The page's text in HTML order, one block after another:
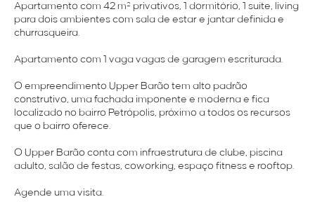
Apartamento com 42 m² privativos, 1 dormitório, 1 suíte, living
para dois ambientes com sala de estar e jantar definida e
churrasqueira.
Apartamento com 1 vaga vagas de garagem escriturada.
O empreendimento Upper Barão tem alto padrão
construtivo, uma fachada imponente e moderna e fica
localizado no bairro Petrópolis, próximo a todos os recursos
que o bairro oferece.
O Upper Barão conta com infraestrutura de clube, piscina
adulto, salão de festas, coworking, espaço fitness e rooftop.
Agende uma visita.